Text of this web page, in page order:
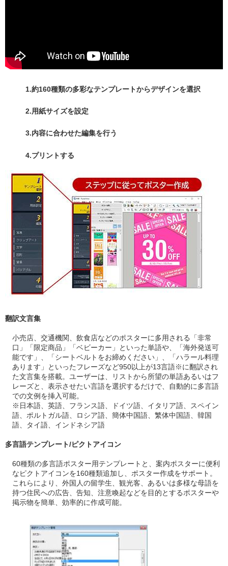
1.約160種類の多彩なテンプレートからデザインを選択
2.用紙サイズを設定
3.内容に合わせた編集を行う
4.プリントする
翻訳文言集
小売店、交通機関、飲食店などのポスターに多用される「非常
口」「限定商品」「ベビーカー」といった単語や、「海外発送可
能です」、「シートベルトをお締めください」、「ハラール料理
あります」といったフレーズなど950以上が13言語※に翻訳され
た文言集を搭載。ユーザーは、リストから所望の単語あるいはフ
レーズと、表示させたい言語を選択するだけで、自動的に多言語
での文例を挿入可能。
※日本語、英語、フランス語、ドイツ語、イタリア語、スペイン
語、ポルトガル語、ロシア語、簡体中国語、繁体中国語、韓国
語、タイ語、インドネシア語
多言語テンプレート/ピクトアイコン
60種類の多言語ポスター用テンプレートと、案内ポスターに便利
なピクトアイコンを160種類追加し、ポスター作成をサポート。
これらにより、外国人の留学生、観光客、あるいは多様な母語を
持つ住民への広告、告知、注意喚起などを目的とするポスターや
掲示物を簡単、効率的に作成可能。